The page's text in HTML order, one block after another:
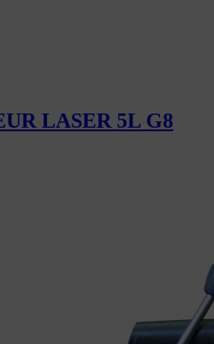
LASER 5L G8